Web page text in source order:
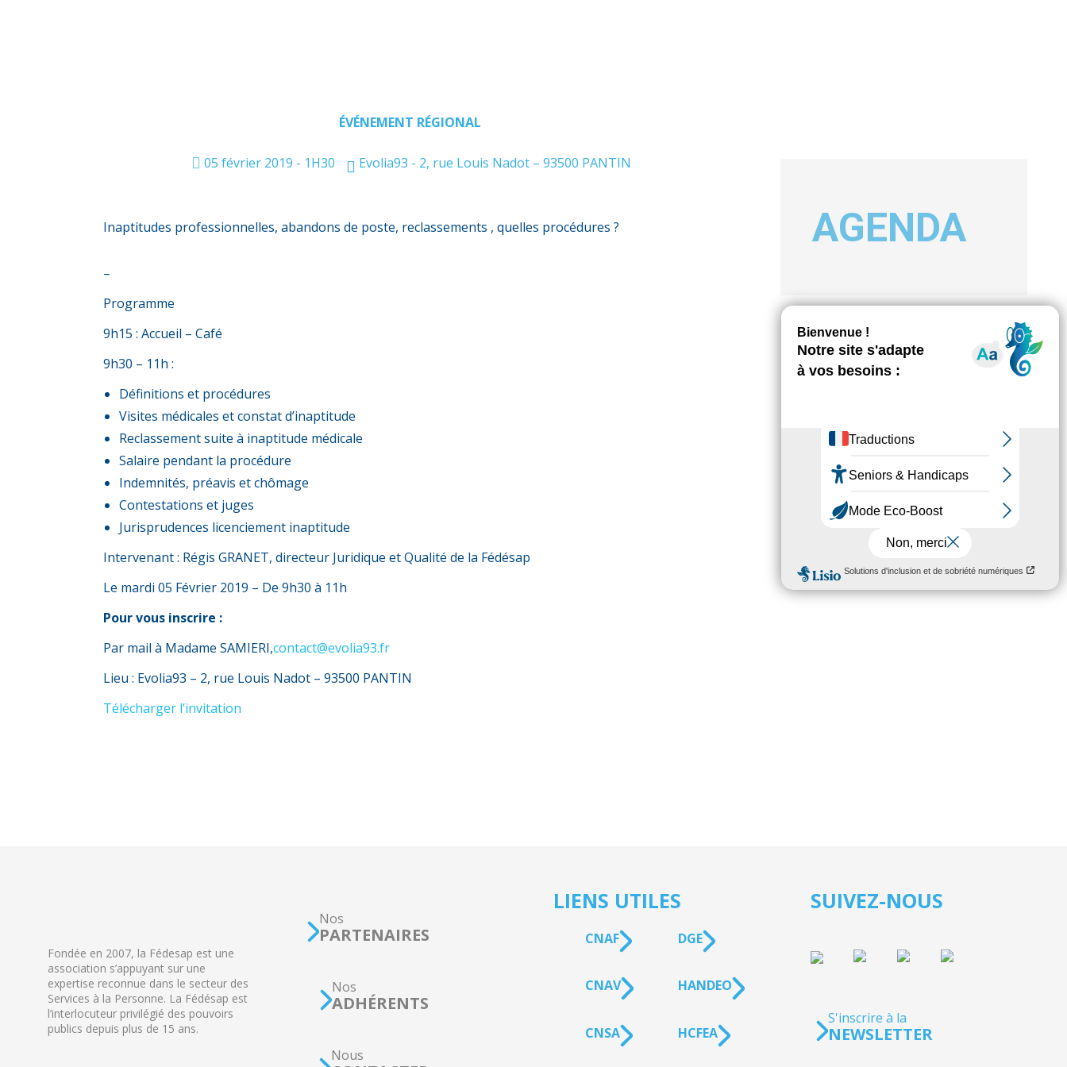
ÉVÉNEMENT RÉGIONAL
05 février 2019 - 1H30 Evolia93 - 2, rue Louis Nadot – 93500 PANTIN
Inaptitudes professionnelles, abandons de poste, reclassements , quelles procédures ?
–
Programme
9h15 : Accueil – Café
9h30 – 11h :
Définitions et procédures
Visites médicales et constat d’inaptitude
Reclassement suite à inaptitude médicale
Salaire pendant la procédure
Indemnités, préavis et chômage
Contestations et juges
Jurisprudences licenciement inaptitude
Intervenant : Régis GRANET, directeur Juridique et Qualité de la Fédésap
Le mardi 05 Février 2019 – De 9h30 à 11h
Pour vous inscrire :
Par mail à Madame SAMIERI,contact@evolia93.fr
Lieu : Evolia93 – 2, rue Louis Nadot – 93500 PANTIN
Télécharger l’invitation
AGENDA
Fondée en 2007, la Fédesap est une
association s’appuyant sur une
expertise reconnue dans le secteur des
Services à la Personne. La Fédésap est
l’interlocuteur privilégié des pouvoirs
publics depuis plus de 15 ans.
Nos
PARTENAIRES
Nos
ADHÉRENTS
Nous
LIENS UTILES
CNAF
CNAV
CNSA
DGE
HANDEO
HCFEA
SUIVEZ-NOUS
S'inscrire à la
NEWSLETTER